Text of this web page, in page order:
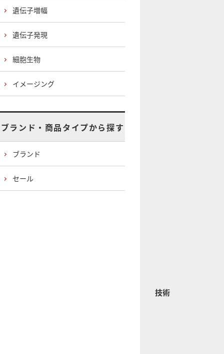
技術
遺伝子増幅
遺伝子発現
細胞生物
イメージング
ブランド・商品タイプから探す
ブランド
セール